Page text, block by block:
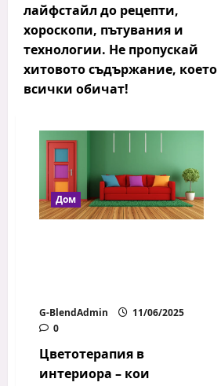
лайфстайл до рецепти,
хороскопи, пътувания и
технологии. Не пропускай
хитовото съдържание, което
всички обичат!
Дом
G-BlendAdmin
11/06/2025
0
Цветотерапия в
интериора – кои